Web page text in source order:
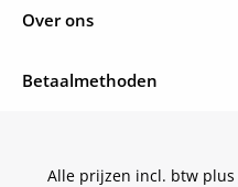
Over ons
Betaalmethoden
Alle prijzen incl. btw plus